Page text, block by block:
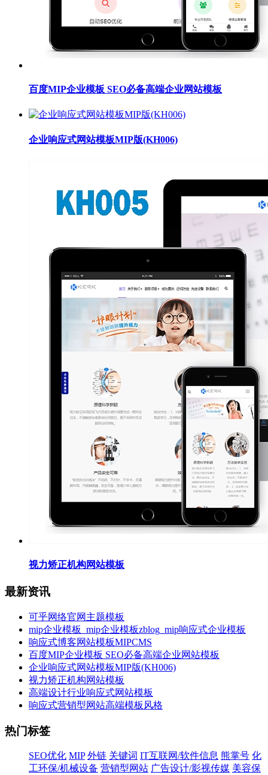
百度MIP企业模板 SEO必备高端企业网站模板
企业响应式网站模板MIP版(KH006)
视力矫正机构网站模板
最新资讯
可乎网络官网主题模板
mip企业模板_mip企业模板zblog_mip响应式企业模板
响应式博客网站模板MIPCMS
百度MIP企业模板 SEO必备高端企业网站模板
企业响应式网站模板MIP版(KH006)
视力矫正机构网站模板
高端设计行业响应式网站模板
响应式营销型网站高端模板风格
热门标签
SEO优化 MIP 外链 关键词 IT互联网/软件信息 熊掌号 化
工环保/机械设备 营销型网站 广告设计/影视传媒 美容保